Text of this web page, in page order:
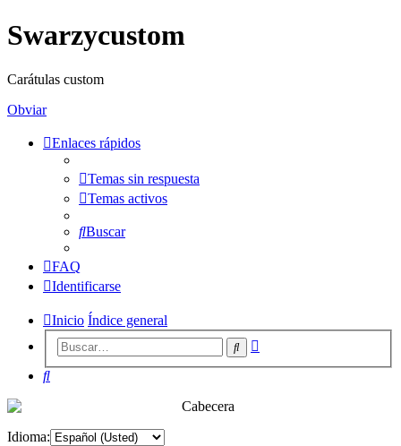
Swarzycustom
Carátulas custom
Obviar
Enlaces rápidos
Temas sin respuesta
Temas activos
Buscar
FAQ
Identificarse
Inicio Índice general
Buscar
Buscar
Idioma: